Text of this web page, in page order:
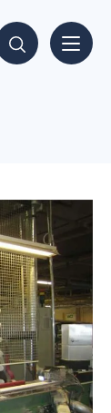
Hae sisältöjä